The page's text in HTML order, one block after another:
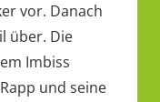
vor. Danach
über. Die
Imbiss
und seine